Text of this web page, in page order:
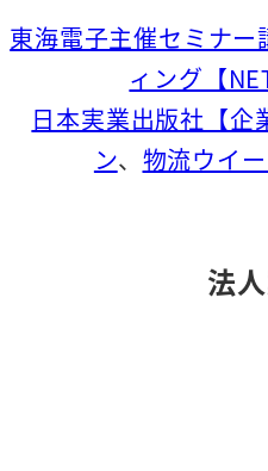
東海電子主催セミナー
ィング【
日本実業出版社【企
ン、 物流ウイ
法